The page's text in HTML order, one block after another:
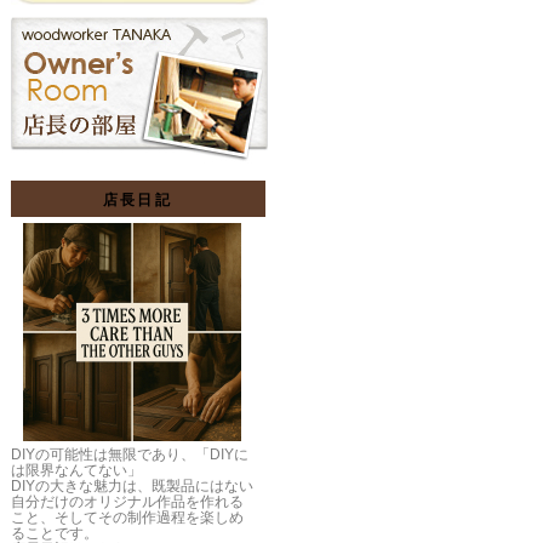
店長日記
DIYの可能性は無限であり、「DIYに
は限界なんてない」
DIYの大きな魅力は、既製品にはない
自分だけのオリジナル作品を作れる
こと、そしてその制作過程を楽しめ
ることです。